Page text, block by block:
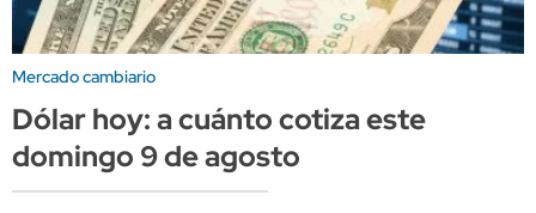
Mercado cambiario
Dólar hoy: a cuánto cotiza este
domingo 9 de agosto